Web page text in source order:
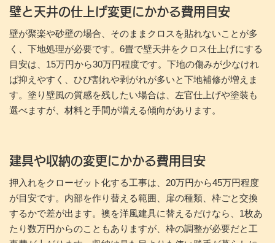
壁と天井の仕上げ変更にかかる費用目安
壁が聚楽や砂壁の場合、そのままクロスを貼れないことが多
く、下地処理が必要です。6畳で壁天井をクロス仕上げにする
目安は、15万円から30万円程度です。下地の傷みが少なけれ
ば抑えやすく、ひび割れや剥がれが多いと下地補修が増えま
す。塗り壁風の質感を残したい場合は、左官仕上げや塗装も
選べますが、材料と手間が増える傾向があります。
建具や収納の変更にかかる費用目安
押入れをクローゼット化する工事は、20万円から45万円程度
が目安です。内部を作り替える範囲、扉の種類、枠ごと交換
するかで差が出ます。襖を洋風建具に替えるだけなら、1枚あ
たり数万円からのこともありますが、枠の調整が必要だと工